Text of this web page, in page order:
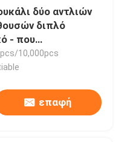
δύο αντλιών
διπλό
- που
με τη σαφή ΚΑΠ
10,000pcs
επαφή